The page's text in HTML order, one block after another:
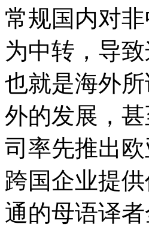
常规国内对
为中转，导
也就是海外
外的发展，
司率先推出
跨国企业提
通的母语译